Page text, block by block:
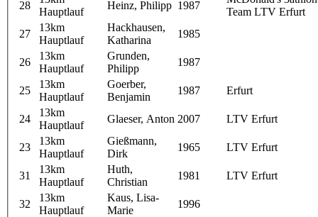
28
Hauptlauf
Heinz, Philipp 1987
Team LTV Erfurt
27
13km
Hauptlauf
Hackhausen,
Katharina
1985
26
13km
Hauptlauf
Grunden,
Philipp
1987
25
13km
Hauptlauf
Goerber,
Benjamin
1987 Erfurt
24
13km
Hauptlauf
Glaeser, Anton 2007 LTV Erfurt
23
13km
Hauptlauf
Gießmann,
Dirk
1965 LTV Erfurt
31
13km
Hauptlauf
Huth,
Christian
1981 LTV Erfurt
32
13km
Hauptlauf
Kaus, Lisa-
Marie
1996